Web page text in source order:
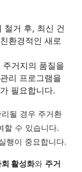
철거 후, 최신 건
환경적인 새로
주거지의 품질을
리 프로그램을
필요합니다.
될 경우 주거환
할 수 있습니다.
행이 중요합니다.
활성화와 주거